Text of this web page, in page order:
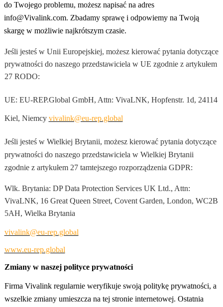
do Twojego problemu, możesz napisać na adres
info@Vivalink.com. Zbadamy sprawę i odpowiemy na Twoją
skargę w możliwie najkrótszym czasie.
Jeśli jesteś w Unii Europejskiej, możesz kierować pytania dotyczące
prywatności do naszego przedstawiciela w UE zgodnie z artykułem
27 RODO:
UE: EU-REP.Global GmbH, Attn: VivaLNK, Hopfenstr. 1d, 24114
Kiel, Niemcy vivalink@eu-rep.global
Jeśli jesteś w Wielkiej Brytanii, możesz kierować pytania dotyczące
prywatności do naszego przedstawiciela w Wielkiej Brytanii
zgodnie z artykułem 27 tamtejszego rozporządzenia GDPR:
Wlk. Brytania: DP Data Protection Services UK Ltd., Attn:
VivaLNK, 16 Great Queen Street, Covent Garden, London, WC2B
5AH, Wielka Brytania
vivalink@eu-rep.global
www.eu-rep.global
Zmiany w naszej polityce prywatności
Firma Vivalink regularnie weryfikuje swoją politykę prywatności, a
wszelkie zmiany umieszcza na tej stronie internetowej. Ostatnia